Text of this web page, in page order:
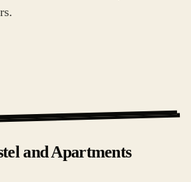
and Apartments